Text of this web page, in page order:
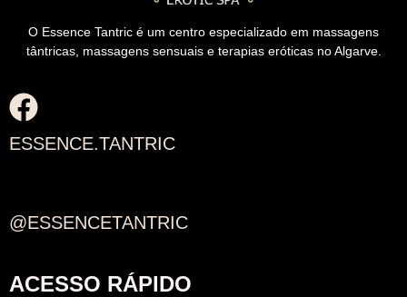
O Essence Tantric é um centro especializado em massagens
tântricas, massagens sensuais e terapias eróticas no Algarve.
ESSENCE.TANTRIC
@ESSENCETANTRIC
ACESSO RÁPIDO